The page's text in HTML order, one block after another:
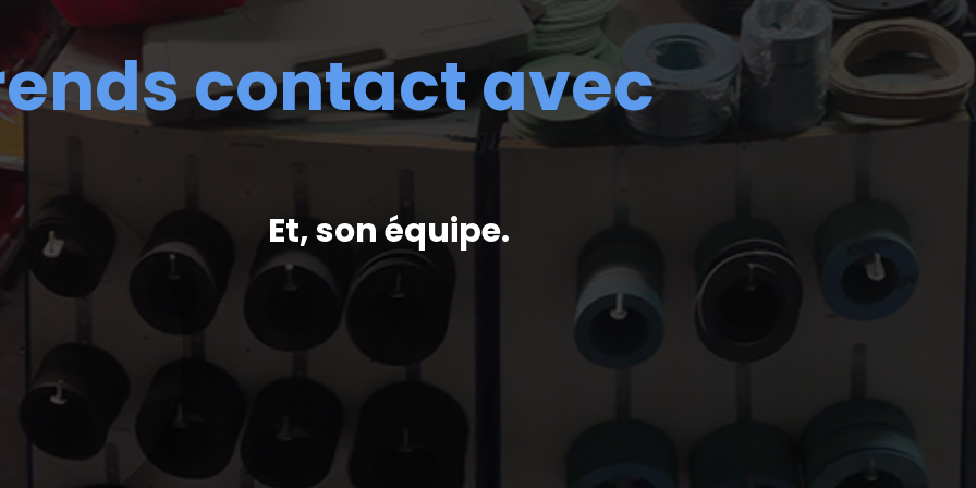
contact avec
Et, son équipe.